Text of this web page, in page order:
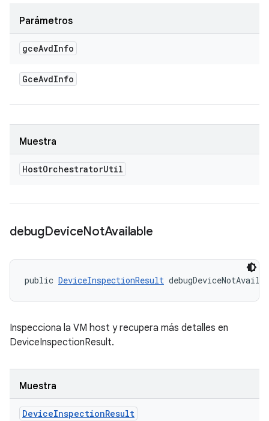
Parámetros
gceAvdInfo
GceAvdInfo
Muestra
HostOrchestratorUtil
debugDeviceNotAvailable
public DeviceInspectionResult
Inspecciona la VM host y recupera más detalles en
DeviceInspectionResult.
Muestra
DeviceInspectionResult